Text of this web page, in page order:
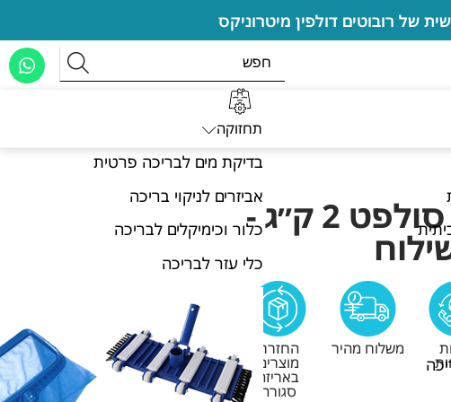
תחזוקה
בדיקת מים לבריכה פרטית
אביזרים לניקוי בריכה
כלור וכימיקלים לבריכה
כלי עזר לבריכה
אלומיניום סולפט 2 ק״ג -
משלוח מהיר החזרת
מוצרים
באריזה
סגורה